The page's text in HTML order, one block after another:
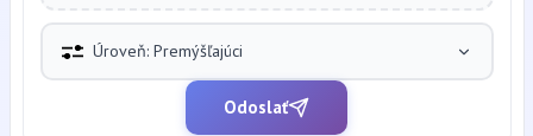
Úroveň: Premýšľajúci
Odoslať